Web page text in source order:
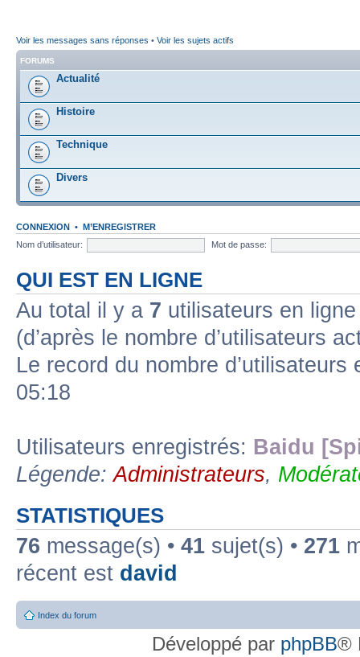
Voir les messages sans réponses • Voir les sujets actifs
FORUMS
Actualité
Histoire
Technique
Divers
CONNEXION • M’ENREGISTRER
Nom d’utilisateur:
Mot de passe:
QUI EST EN LIGNE
Au total il y a 7 utilisateurs en
(d’après le nombre d’utilisateurs
Le record du nombre
05:18
Utilisateurs enregistrés: Baidu
Légende:Administrateurs,
STATISTIQUES
76 message(s) • 41 sujet(s) • 271
récent est david
Index du forum
Développé par phpBB®